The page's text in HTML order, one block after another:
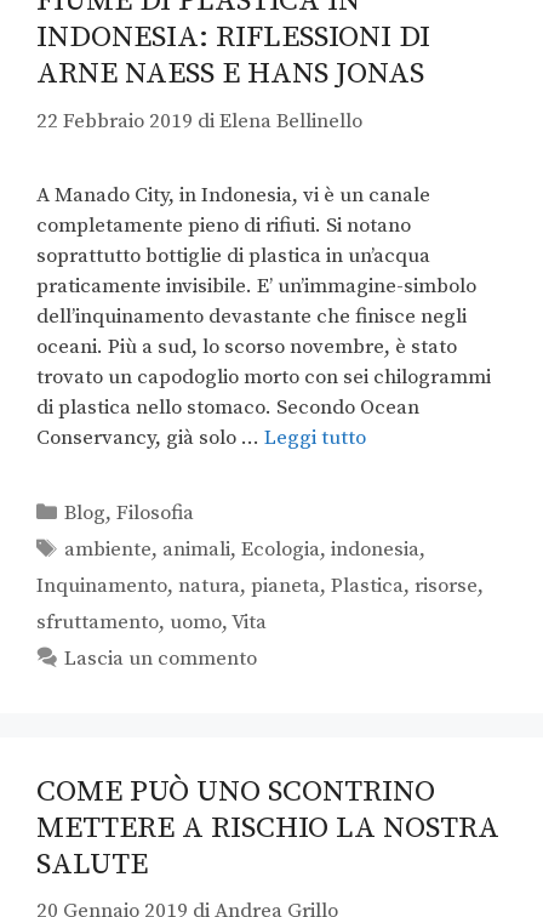
INDONESIA: RIFLESSIONI DI
ARNE NAESS E HANS JONAS
22 Febbraio 2019 diElena Bellinello
A Manado City, in Indonesia, vi è un canale
completamente pieno di rifiuti. Si notano
soprattutto bottiglie di plastica in un’acqua
praticamente invisibile. E’ un’immagine-simbolo
dell’inquinamento devastante che finisce negli
oceani. Più a sud, lo scorso novembre, è stato
trovato un capodoglio morto con sei chilogrammi
di plastica nello stomaco. Secondo Ocean
Conservancy, già solo … Leggi tutto
Blog,Filosofia
ambiente, animali,Ecologia,indonesia,
Inquinamento, natura, pianeta, Plastica, risorse,
sfruttamento, uomo,Vita
Lascia un commento
COME PUÒ UNO SCONTRINO
METTERE A RISCHIO LA NOSTRA
SALUTE
20 Gennaio 2019 diAndrea Grillo